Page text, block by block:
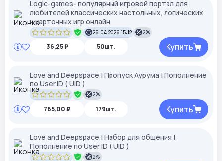
Logic-games- популярный игровой портал для
любителей классических настольных, логических
и карточных игр онлайн
26.04.2026 15:12 2%
36,25 ₽ 50шт. Купить
Love and Deepspace | Пропуск Аурума | Пополнение
по User ID ( UID )
2%
765,00 ₽ 179шт. Купить
Love and Deepspace | Набор для общения |
Пополнение по User ID ( UID )
2%